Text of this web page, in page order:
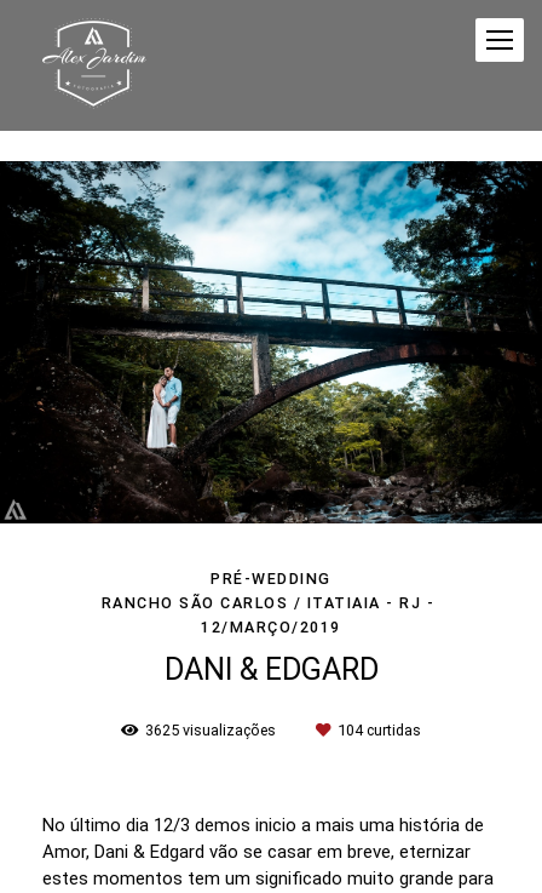
PRÉ-WEDDING
RANCHO SÃO CARLOS / ITATIAIA - RJ
12/MARÇO/2019
DANI & EDGARD
3625 visualizações 104curtidas
No último dia 12/3 demos inicio a mais uma história de
Amor, Dani & Edgard vão se casar em breve, eternizar
estes momentos tem um significado muito grande para